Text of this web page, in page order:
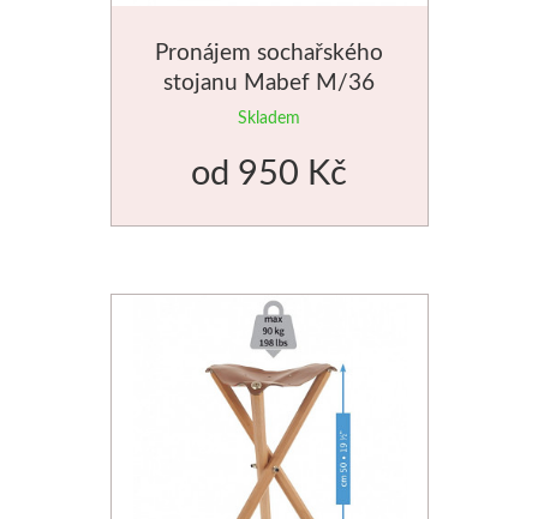
Pronájem sochařského
stojanu Mabef M/36
Skladem
od 950 Kč